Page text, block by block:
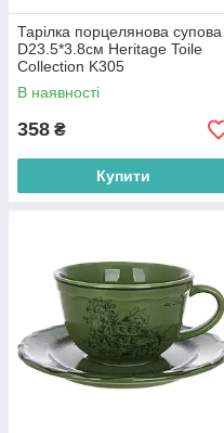
Тарілка порцелянова супова
D23.5*3.8см Heritage Toile
Collection K305
В наявності
358 ₴
Купити